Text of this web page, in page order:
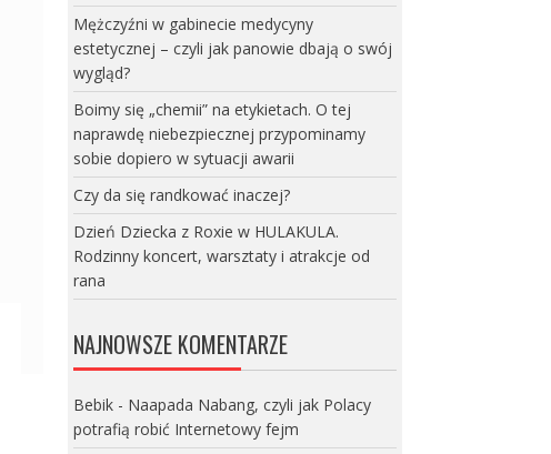
Mężczyźni w gabinecie medycyny
estetycznej – czyli jak panowie dbają o swój
wygląd?
Boimy się „chemii” na etykietach. O tej
naprawdę niebezpiecznej przypominamy
sobie dopiero w sytuacji awarii
Czy da się randkować inaczej?
Dzień Dziecka z Roxie w HULAKULA.
Rodzinny koncert, warsztaty i atrakcje od
rana
NAJNOWSZE KOMENTARZE
Bebik- Naapada Nabang, czyli jak Polacy
potrafią robić Internetowy fejm